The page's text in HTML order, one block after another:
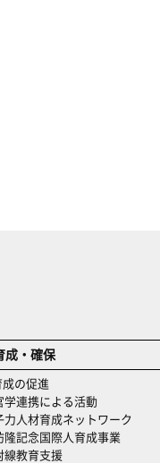
成・確保
成の促進
学連携による活動
力人材育成ネットワーク
隆記念国際人育成事業
線教育支援